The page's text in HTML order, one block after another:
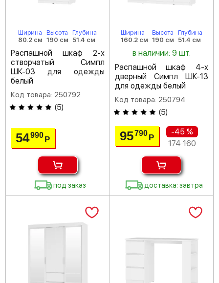
Ширина
80.2 см
Высота
190 см
Глубина
51.4 см
Распашной шкаф 2-х
створчатый Симпл
ШК-03 для одежды
белый
Код товара: 250792
(5)
54990Р
под заказ
Ширина
160.2 см
Высота
190 см
Глубина
51.4 см
в наличии: 9 шт.
Распашной шкаф 4-х
дверный Симпл ШК-13
для одежды белый
Код товара: 250794
(5)
95790 Р
-45 %
174 160
доставка: завтра